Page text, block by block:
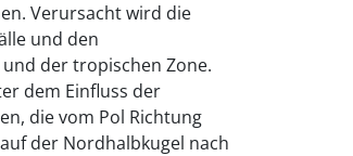
Verursacht wird die
und den
der tropischen Zone.
dem Einfluss der
die vom Pol Richtung
der Nordhalbkugel nach